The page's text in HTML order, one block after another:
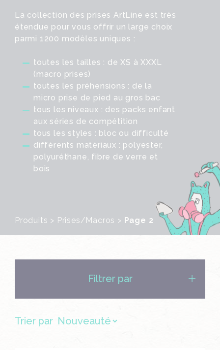
La collection des prises ArtLine est très
étendue pour vous offrir un large choix
parmi 1200 modèles uniques :
toutes les tailles : de XS à XXXL
(macro prises)
toutes les préhensions : de la
micro prise de pied au gros bac
tous les niveaux : des packs enfant
aux séries de compétition
tous les styles : bloc ou difficulté
différents matériaux : polyester,
polyuréthane, fibre de verre et
bois
Produits > Prises/Macros > Page 2
Filtrer par
Trier par